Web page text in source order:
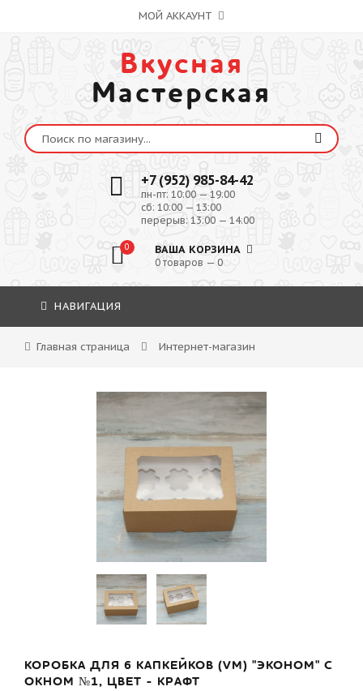
МОЙ АККАУНТ
Вкусная
Мастерская
+7 (952) 985-84-42
пн-пт: 10:00 — 19:00
сб: 10:00 — 13:00
перерыв: 13:00 — 14:00
0 ВАША КОРЗИНА
0 товаров — 0
НАВИГАЦИЯ
Главная страница Интернет-магазин
КОРОБКА ДЛЯ 6 КАПКЕЙКОВ (VM) "ЭКОНОМ" С
ОКНОМ №1, ЦВЕТ - КРАФТ